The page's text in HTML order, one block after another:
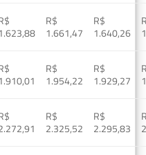
R$
1.661,47
R$
1.640,26
R$
1.954,22
R$
1.929,27
R$
2.325,52
R$
2.295,83